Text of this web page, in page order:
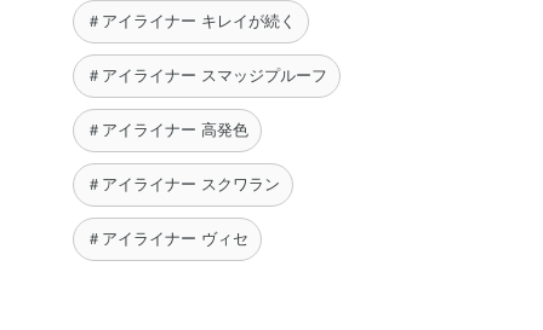
＃アイライナー キレイが続く
＃アイライナー スマッジプルーフ
＃アイライナー 高発色
＃アイライナー スクワラン
＃アイライナー ヴィセ